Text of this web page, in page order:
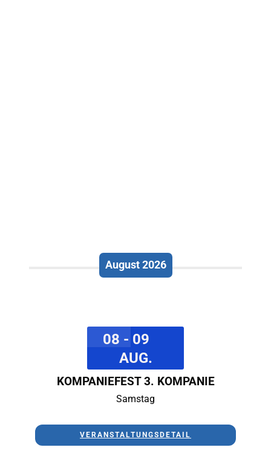
August 2026
08 - 09
AUG.
KOMPANIEFEST 3. KOMPANIE
Samstag
VERANSTALTUNGSDETAIL